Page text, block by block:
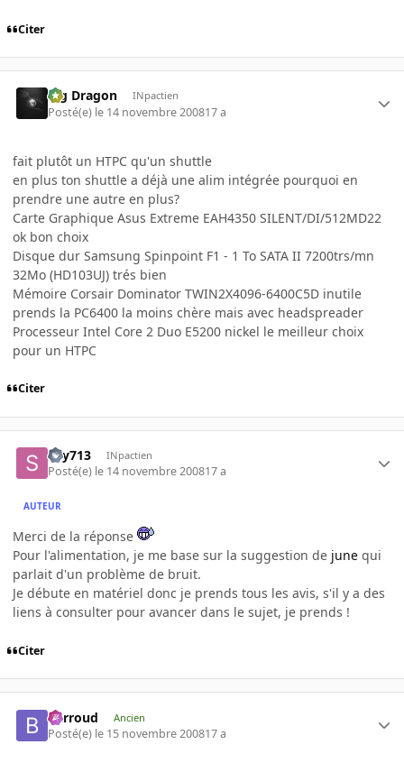
Citer
Big Dragon INpactien
Posté(e) le 14 novembre 200817 a
fait plutôt un HTPC qu'un shuttle
en plus ton shuttle a déjà une alim intégrée pourquoi en
prendre une autre en plus?
Carte Graphique Asus Extreme EAH4350 SILENT/DI/512MD22
ok bon choix
Disque dur Samsung Spinpoint F1 - 1 To SATA II 7200trs/mn
32Mo (HD103UJ) trés bien
Mémoire Corsair Dominator TWIN2X4096-6400C5D inutile
prends la PC6400 la moins chère mais avec headspreader
Processeur Intel Core 2 Duo E5200 nickel le meilleur choix
pour un HTPC
Citer
sky713 INpactien
Posté(e) le 14 novembre 200817 a
AUTEUR
Merci de la réponse
Pour l'alimentation, je me base sur la suggestion de june qui
parlait d'un problème de bruit.
Je débute en matériel donc je prends tous les avis, s'il y a des
liens à consulter pour avancer dans le sujet, je prends !
Citer
Barroud Ancien
Posté(e) le 15 novembre 200817 a